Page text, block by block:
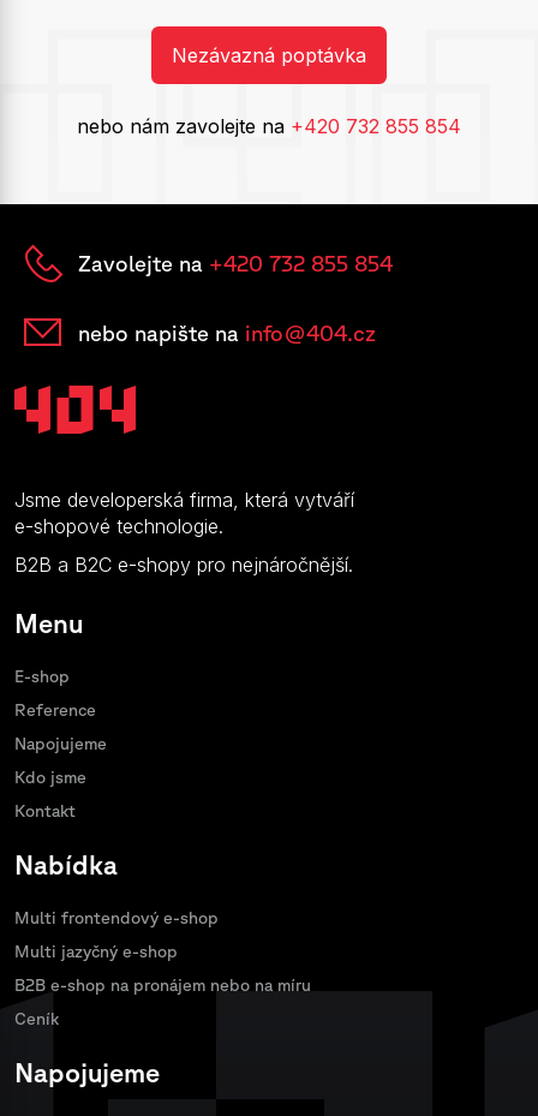
Nezávazná poptávka
nebo nám zavolejte na +420 732 855 854
Zavolejte na +420 732 855 854
nebo napište na info@404.cz
Jsme developerská firma, která vytváří
e-shopové technologie.
B2B a B2C e-shopy pro nejnáročnější.
Menu
E-shop
Reference
Napojujeme
Kdo jsme
Kontakt
Nabídka
Multi frontendový e-shop
Multi jazyčný e-shop
B2B e-shop na pronájem nebo na míru
Ceník
Napojujeme